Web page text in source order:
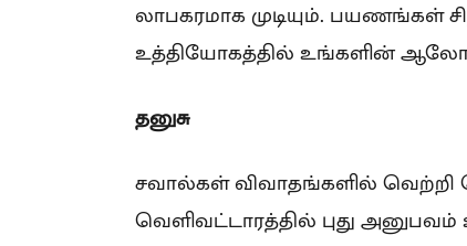
லாபகரமாக முடியும். பயணங்கள்
உத்தியோகத்தில் உங்களின்
தனுசு
சவால்கள் விவாதங்களில் வெற்றி
வெளிவட்டாரத்தில் புது அனுபவம்